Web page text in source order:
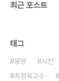
최근 포스트
태그
몽땅 사진
최정욱교수